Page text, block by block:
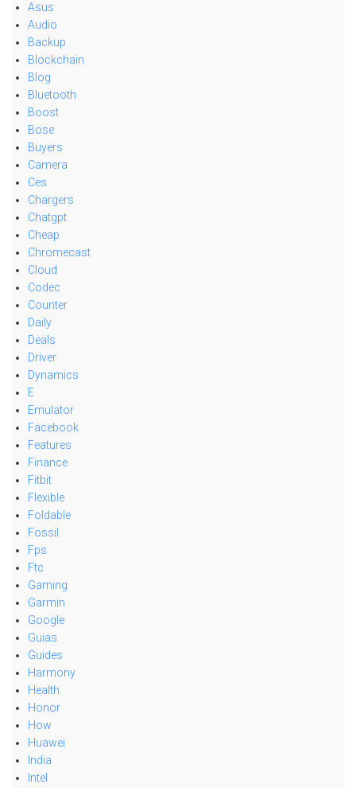
Asus
Audio
Backup
Blockchain
Blog
Bluetooth
Boost
Bose
Buyers
Camera
Ces
Chargers
Chatgpt
Cheap
Chromecast
Cloud
Codec
Counter
Daily
Deals
Driver
Dynamics
E
Emulator
Facebook
Features
Finance
Fitbit
Flexible
Foldable
Fossil
Fps
Ftc
Gaming
Garmin
Google
Guias
Guides
Harmony
Health
Honor
How
Huawei
India
Intel